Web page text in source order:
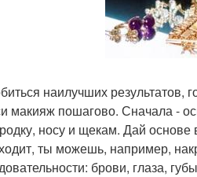
наилучших результатов,
макияж пошагово. Сначала -
носу и щекам. Дай основе
ты можешь, например,
брови, глаза,